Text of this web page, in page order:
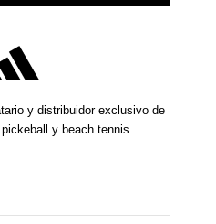
y distribuidor exclusivo de
y beach tennis